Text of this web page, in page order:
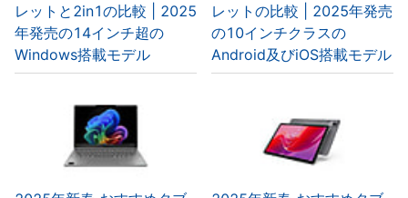
レットと2in1の比較 | 2025
年発売の14インチ超の
Windows搭載モデル
レットの比較 | 2025年発売
の10インチクラスの
Android及びiOS搭載モデル